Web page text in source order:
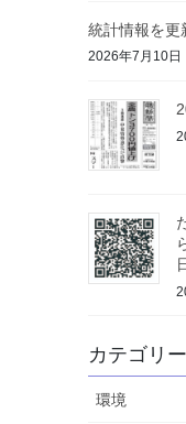
統計情報を更
2026年7月10日
カテゴリー
環境